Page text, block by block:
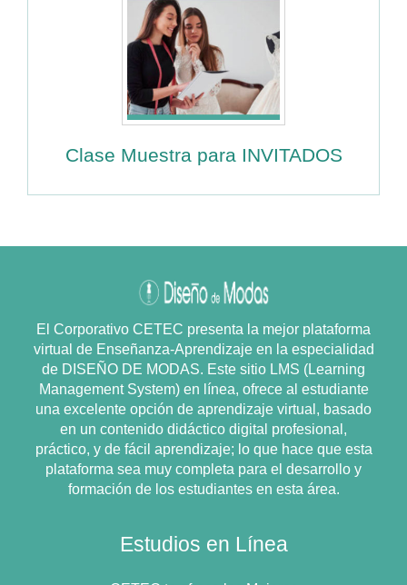
Clase Muestra para INVITADOS
El Corporativo CETEC presenta la mejor plataforma
virtual de Enseñanza-Aprendizaje en la especialidad
de DISEÑO DE MODAS. Este sitio LMS (Learning
Management System) en línea, ofrece al estudiante
una excelente opción de aprendizaje virtual, basado
en un contenido didáctico digital profesional,
práctico, y de fácil aprendizaje; lo que hace que esta
plataforma sea muy completa para el desarrollo y
formación de los estudiantes en esta área.
Estudios en Línea